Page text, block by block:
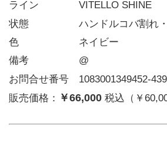
ライン    VITELLO SHINE
状態     ハンドルコバ割れ・
色      ネイビー
備考     @
お問合せ番号 1083001349452-439
販売価格： ￥66,000 税込（￥